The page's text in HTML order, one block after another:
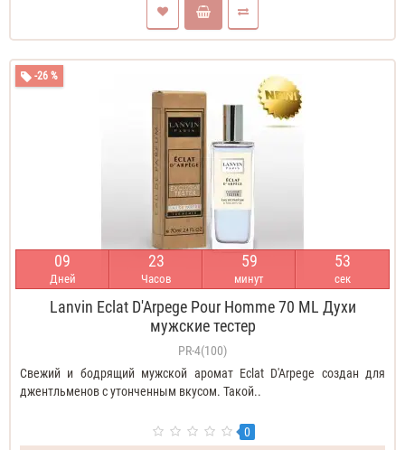
-26 %
09
Дней
23
Часов
59
минут
52
сек
Lanvin Eclat D'Arpege Pour Homme 70 ML Духи
мужские тестер
PR-4(100)
Свежий и бодрящий мужской аромат Eclat D'Arpege создан для
джентльменов с утонченным вкусом. Такой..
0